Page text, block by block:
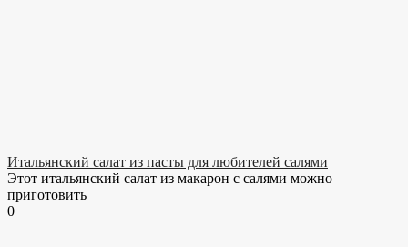
Итальянский салат из пасты для любителей салями
Этот итальянский салат из макарон с салями можно
приготовить
0